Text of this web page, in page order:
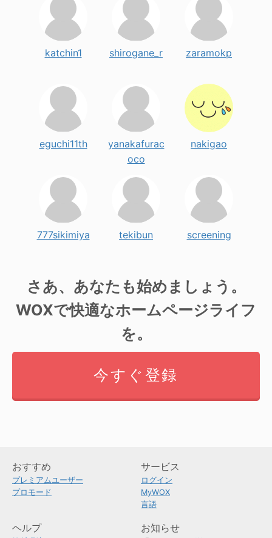
katchin1 shirogane_r zaramokp
eguchi11th
yanakafurac
oco
nakigao
777sikimiya tekibun screening
さあ、あなたも始めましょう。
WOXで快適なホームページライフ
を。
今すぐ登録
おすすめ
プレミアムユーザー
プロモード
サービス
ログイン
MyWOX
言語
ヘルプ お知らせ